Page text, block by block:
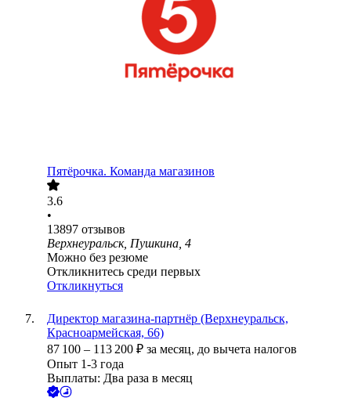
Пятёрочка. Команда магазинов
3.6
•
13897 отзывов
Верхнеуральск, Пушкина, 4
Можно без резюме
Откликнитесь среди первых
Откликнуться
Директор магазина-партнёр (Верхнеуральск,
Красноармейская, 66)
87 100 – 113 200 ₽ за месяц, до вычета налогов
Опыт 1-3 года
Выплаты: Два раза в месяц